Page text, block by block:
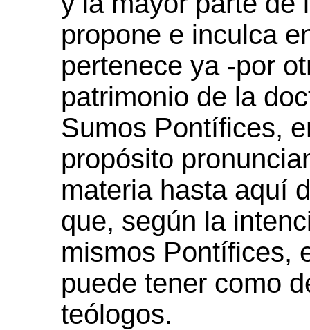
propone e inculca
pertenece ya -por
patrimonio de la
Sumos Pontífices,
propósito
materia hasta aquí
que, según la
mismos Pontífices,
puede tener como
teólogos.